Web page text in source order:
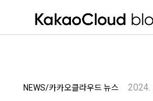
NEWS/카카오클라우드 뉴스 2024.